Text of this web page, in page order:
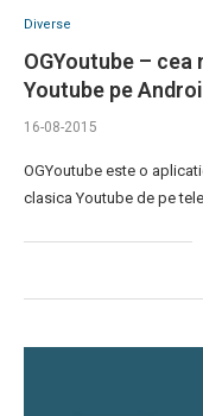
Diverse
OGYoutube –
Youtube pe
16-08-2015
OGYoutube este o
clasica Youtube de pe